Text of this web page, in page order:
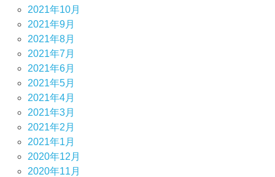
2021年10月
2021年9月
2021年8月
2021年7月
2021年6月
2021年5月
2021年4月
2021年3月
2021年2月
2021年1月
2020年12月
2020年11月